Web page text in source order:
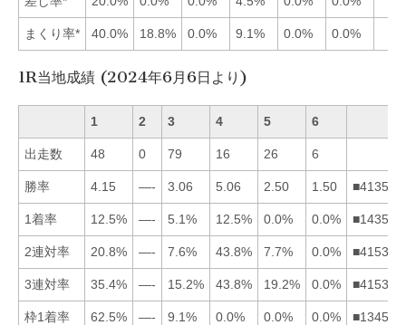
まくり率* 40.0% 18.8% 0.0% 9.1% 0.0% 0.0%
1R当地成績 (2024年6月6日より)
1 2 3 4 5 6
出走数 48 0 79 16 26 6
勝率 4.15 —- 3.06 5.06 2.50 1.50 ■413562
1着率 12.5% —- 5.1% 12.5% 0.0% 0.0% ■143562
2連対率 20.8% —- 7.6% 43.8% 7.7% 0.0% ■415362
3連対率 35.4% —- 15.2% 43.8% 19.2% 0.0% ■415362
枠1着率 62.5% —- 9.1% 0.0% 0.0% 0.0% ■134562